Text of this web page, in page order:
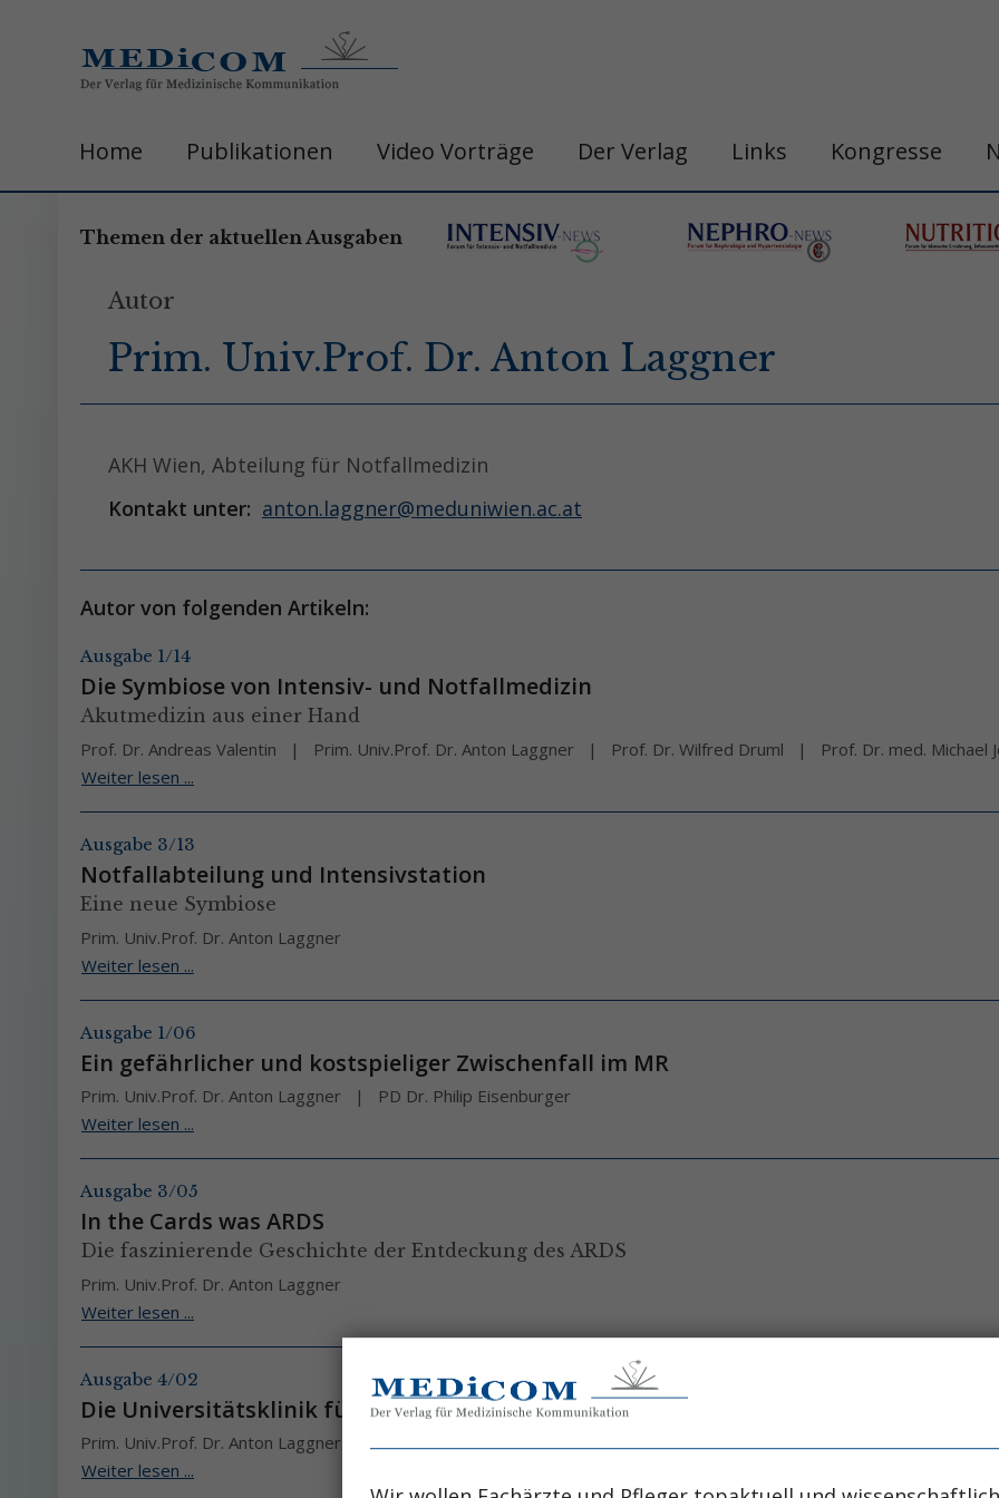
Home Publikationen Video Vorträge Der Verlag Links Kongresse
Themen der aktuellen Ausgaben
Autor
Prim. Univ.Prof. Dr. Anton Laggner
AKH Wien, Abteilung für Notfallmedizin
Kontakt unter: anton.laggner@meduniwien.ac.at
Autor von folgenden Artikeln:
Ausgabe 1/14
Die Symbiose von Intensiv- und Notfallmedizin
Akutmedizin aus einer Hand
Prof. Dr. Andreas Valentin
Prim. Univ.Prof. Dr. Anton Laggner Prof. Dr. Wilfred Druml
Prof. Dr. med. Michael
Weiter lesen ...
Ausgabe 3/13
Notfallabteilung und Intensivstation
Eine neue Symbiose
Prim. Univ.Prof. Dr. Anton Laggner
Weiter lesen ...
Ausgabe 1/06
Ein gefährlicher und kostspieliger Zwischenfall im MR
Prim. Univ.Prof. Dr. Anton Laggner
PD Dr. Philip Eisenburger
Weiter lesen ...
Ausgabe 3/05
In the Cards was ARDS
Die faszinierende Geschichte der Entdeckung des ARDS
Prim. Univ.Prof. Dr. Anton Laggner
Weiter lesen ...
Ausgabe 4/02
Die Universitätsklinik für Notfallmedizin
Prim. Univ.Prof. Dr. Anton Laggner
DGKP Roland Nöckler
Weiter lesen ...